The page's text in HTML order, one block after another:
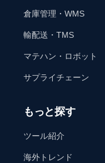
倉庫管理・WMS
輸配送・TMS
マテハン・ロボット
サプライチェーン
もっと探す
ツール紹介
海外トレンド